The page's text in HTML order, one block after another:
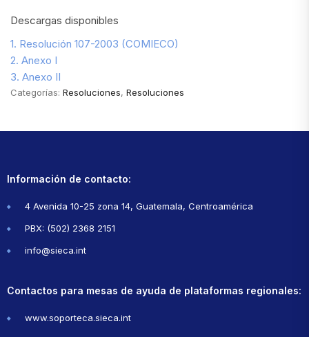
Descargas disponibles
1. Resolución 107-2003 (COMIECO)
2. Anexo I
3. Anexo II
Categorías: Resoluciones, Resoluciones
Información de contacto:
4 Avenida 10-25 zona 14, Guatemala, Centroamérica
PBX: (502) 2368 2151
info@sieca.int
Contactos para mesas de ayuda de plataformas regionales:
www.soporteca.sieca.int